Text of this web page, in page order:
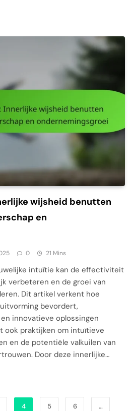
wijsheid benutten
en
0 21 Mins
intuïtie kan de effectiviteit
verbeteren en de groei van
Dit artikel verkent hoe
bevordert,
innovatieve oplossingen
ook praktijken om intuïtieve
en de potentiële valkuilen van
Door deze innerlijke…
4 5 6 …